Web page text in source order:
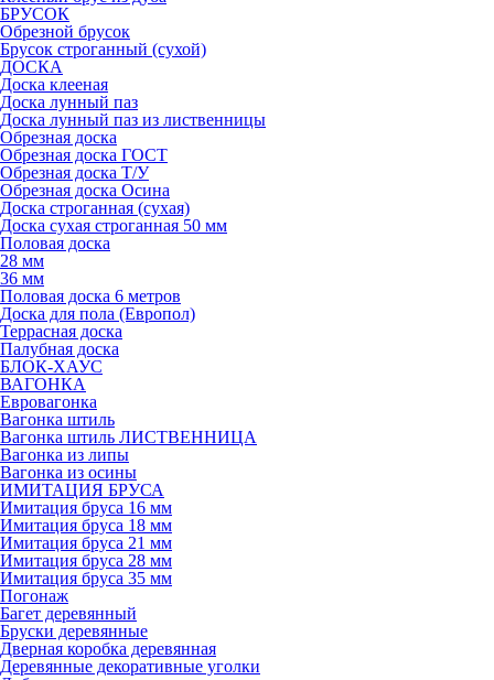
БРУСОК
Обрезной брусок
Брусок строганный (сухой)
ДОСКА
Доска клееная
Доска лунный паз
Доска лунный паз из лиственницы
Обрезная доска
Обрезная доска ГОСТ
Обрезная доска Т/У
Обрезная доска Осина
Доска строганная (сухая)
Доска сухая строганная 50 мм
Половая доска
28 мм
36 мм
Половая доска 6 метров
Доска для пола (Европол)
Террасная доска
Палубная доска
БЛОК-ХАУС
ВАГОНКА
Евровагонка
Вагонка штиль
Вагонка штиль ЛИСТВЕННИЦА
Вагонка из липы
Вагонка из осины
ИМИТАЦИЯ БРУСА
Имитация бруса 16 мм
Имитация бруса 18 мм
Имитация бруса 21 мм
Имитация бруса 28 мм
Имитация бруса 35 мм
Погонаж
Багет деревянный
Бруски деревянные
Дверная коробка деревянная
Деревянные декоративные уголки